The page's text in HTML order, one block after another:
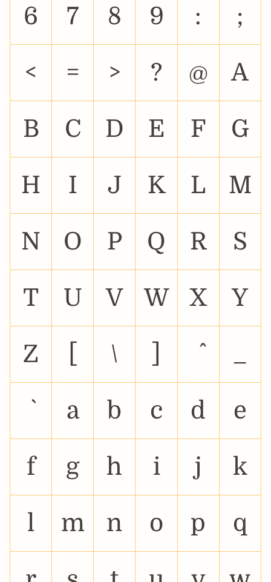
6 7 8 9 : ;
< = > ? @ A
B C D E F G
H I J K L M
N O P Q R S
T U V W X Y
Z \
a b c d e
f g h i j k
l m n o p q